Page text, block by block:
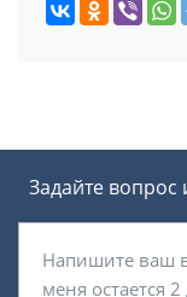
Задайте вопрос